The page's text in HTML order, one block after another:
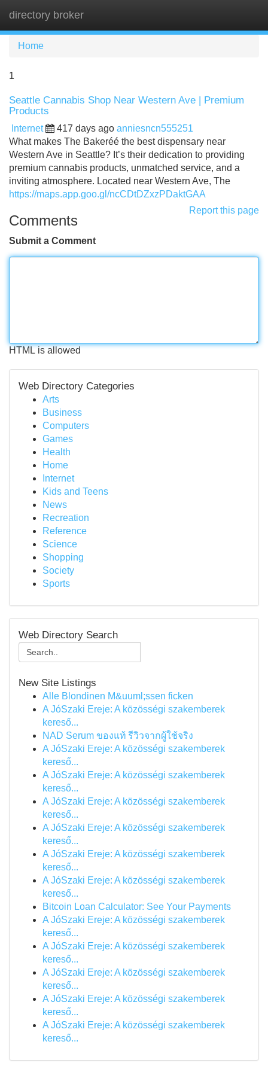
directory broker
Home
1
Seattle Cannabis Shop Near Western Ave | Premium
Products
Internet 417 days ago anniesncn555251
What makes The Bakeréé the best dispensary near
Western Ave in Seattle? It’s their dedication to providing
premium cannabis products, unmatched service, and a
inviting atmosphere. Located near Western Ave, The
https://maps.app.goo.gl/ncCDtDZxzPDaktGAA
Report this page
Comments
Submit a Comment
HTML is allowed
Web Directory Categories
Arts
Business
Computers
Games
Health
Home
Internet
Kids and Teens
News
Recreation
Reference
Science
Shopping
Society
Sports
Web Directory Search
New Site Listings
Alle Blondinen M&uuml;ssen ficken
A JóSzaki Ereje: A közösségi szakemberek
kereső...
NAD Serum ของแท้ รีวิวจากผู้ใช้จริง
A JóSzaki Ereje: A közösségi szakemberek
kereső...
A JóSzaki Ereje: A közösségi szakemberek
kereső...
A JóSzaki Ereje: A közösségi szakemberek
kereső...
A JóSzaki Ereje: A közösségi szakemberek
kereső...
A JóSzaki Ereje: A közösségi szakemberek
kereső...
A JóSzaki Ereje: A közösségi szakemberek
kereső...
Bitcoin Loan Calculator: See Your Payments
A JóSzaki Ereje: A közösségi szakemberek
kereső...
A JóSzaki Ereje: A közösségi szakemberek
kereső...
A JóSzaki Ereje: A közösségi szakemberek
kereső...
A JóSzaki Ereje: A közösségi szakemberek
kereső...
A JóSzaki Ereje: A közösségi szakemberek
kereső...